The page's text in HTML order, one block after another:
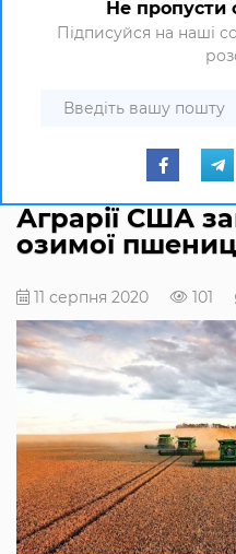
Не пропусти
Підписуйся на наші
Аграрії США
озимої
11 серпня 2020 101